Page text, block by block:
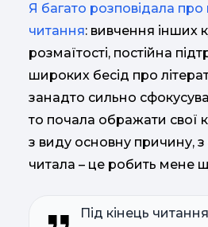
Я багато розповідала про
читання: вивчення інших
розмаїтості, постійна
широких бесід про
занадто сильно
то почала ображати свої
з виду основну причину, з
читала – це робить мене
Під кінець